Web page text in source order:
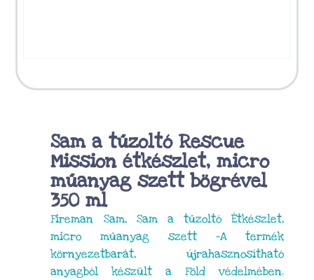
Sam a tűzoltó Rescue
Mission étkészlet, micro
műanyag szett bögrével
350 ml
Fireman Sam, Sam a tűzoltó Étkészlet,
micro műanyag szett -A termék
környezetbarát, újrahasznosítható
anyagból készült a Föld védelmében.